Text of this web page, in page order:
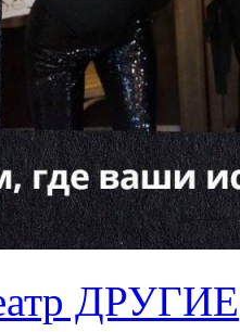
ДРУГИЕ